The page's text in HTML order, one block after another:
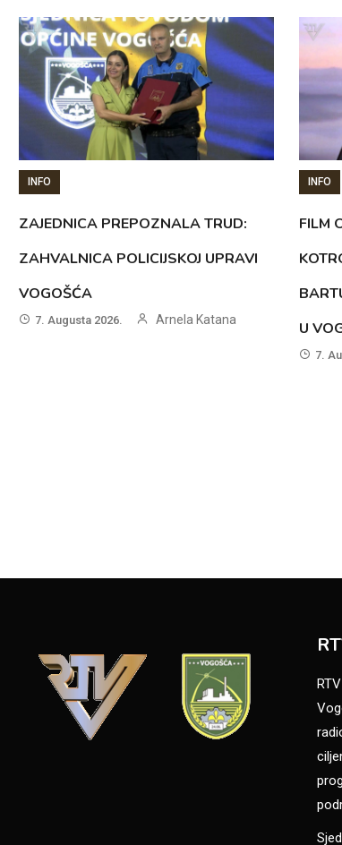
INFO
ZAJEDNICA PREPOZNALA TRUD:
ZAHVALNICA POLICIJSKOJ UPRAVI
VOGOŠĆA
7. Augusta 2026. Arnela Katana
INFO
FILM
U
7.